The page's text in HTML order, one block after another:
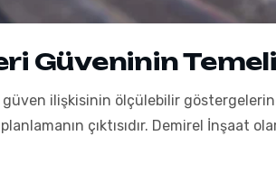
Güveninin Temeli
ilişkisinin ölçülebilir
çıktısıdır. Demirel İnşaat